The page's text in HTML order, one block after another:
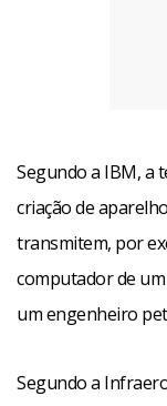
Segundo a IBM, a
criação de
transmitem, por
computador de
um engenheiro
Segundo a